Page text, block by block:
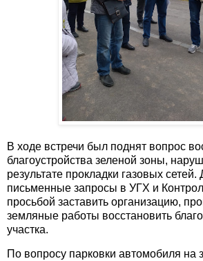
В ходе встречи был поднят вопрос
благоустройства зеленой зоны,
результате прокладки газовых
письменные запросы в УГХ и
просьбой заставить организацию,
земляные работы восстановить
участка.
По вопросу парковки автомобиля на